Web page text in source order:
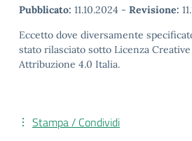
Pubblicato: 11.10.2024 - Revisione:
Eccetto dove diversamente
stato rilasciato sotto Licenza
Attribuzione 4.0 Italia.
Stampa / Condividi